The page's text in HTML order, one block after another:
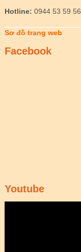
Hotline: 0944 53 59 56
Sơ đồ trang web
Facebook
Youtube